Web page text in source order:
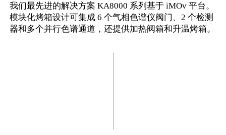
我们最先进的解决方案 KA8000 系列基于 iMOv 平台。
模块化烤箱设计可集成 6 个气相色谱仪阀门、2 个检测
器和多个并行色谱通道，还提供加热阀箱和升温烤箱。